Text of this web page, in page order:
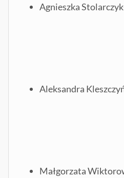
Agnieszka
Aleksandra
Małgorzata